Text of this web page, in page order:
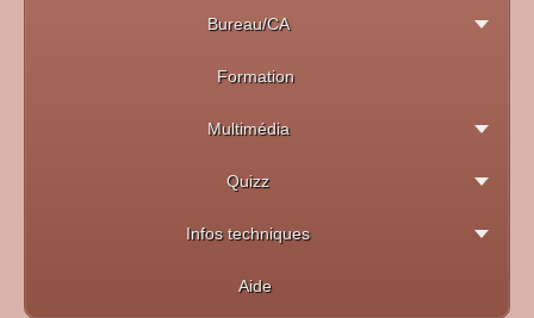
Bureau/CA
Formation
Multimédia
Quizz
Infos techniques
Aide